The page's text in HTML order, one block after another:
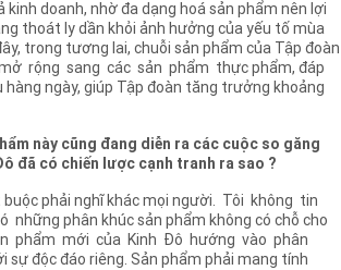
kinh doanh, nhờ đa dạng hoá sản phẩm nên lợi
thoát ly dần khỏi ảnh hưởng của yếu tố mùa
trong tương lai, chuỗi sản phẩm của Tập đoàn
rộng sang các sản phẩm thực phẩm, đáp
ngày, giúp Tập đoàn tăng trưởng khoảng
này cũng đang diễn ra các cuộc so găng
đã có chiến lược cạnh tranh ra sao ?
phải nghĩ khác mọi người. Tôi không tin
phân khúc sản phẩm không có chỗ cho
phẩm mới của Kinh Đô hướng vào phân
sự độc đáo riêng. Sản phẩm phải mang tính